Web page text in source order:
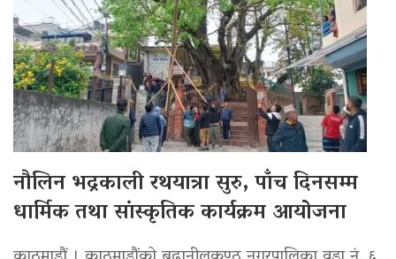
नौलिन भद्रकाली रथयात्रा सुरु, पाँच दिनसम्म
धार्मिक तथा सांस्कृतिक कार्यक्रम आयोजना